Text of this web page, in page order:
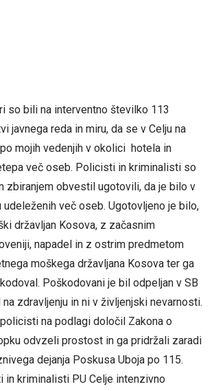
so bili na interventno številko 113
javnega reda in miru, da se v Celju na
mojih vedenjih v okolici hotela in
več oseb. Policisti in kriminalisti so
zbiranjem obvestil ugotovili, da je bilo v
udeleženih več oseb. Ugotovljeno je bilo,
državljan Kosova, z začasnim
napadel in z ostrim predmetom
moškega državljana Kosova ter ga
Poškodovani je bil odpeljan v SB
zdravljenju in ni v življenjski nevarnosti.
na podlagi določil Zakona o
odvzeli prostost in ga pridržali zaradi
dejanja Poskusa Uboja po 115.
in kriminalisti PU Celje intenzivno